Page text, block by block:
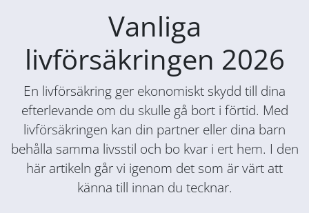
Vanliga
livförsäkringen 2026
En livförsäkring ger ekonomiskt skydd till dina
efterlevande om du skulle gå bort i förtid. Med
livförsäkringen kan din partner eller dina barn
behålla samma livsstil och bo kvar i ert hem. I den
här artikeln går vi igenom det som är värt att
känna till innan du tecknar.